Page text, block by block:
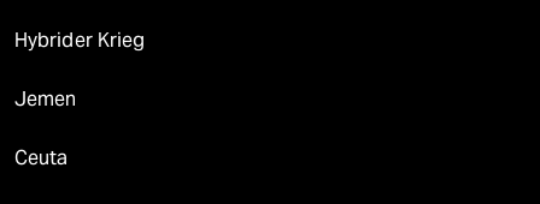
Hybrider Krieg
Jemen
Ceuta